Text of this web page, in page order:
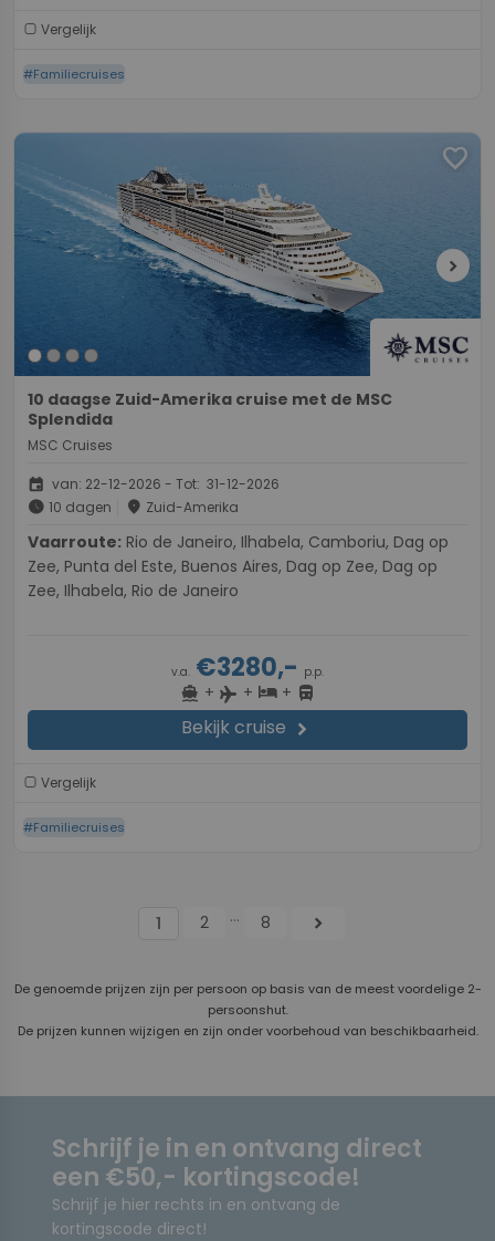
Vergelijk
#Familiecruises
favorite
chevron_right
10 daagse Zuid-Amerika cruise met de MSC
Splendida
MSC Cruises
event van: 22-12-2026 - Tot: 31-12-2026
schedule 10 dagen place Zuid-Amerika
Vaarroute:
Zee, Punta del Este, Buenos Aires, Dag op Zee, Dag op
Zee, Ilhabela, Rio de Janeiro
v.a. €3280,- p.p.
directions_boat + flight + hotel+ directions_bus
Bekijk cruise chevron_right
Vergelijk
#Familiecruises
1 2 ... 8 chevron_right
De genoemde prijzen zijn per persoon op basis van de meest voordelige 2-
persoonshut.
De prijzen kunnen wijzigen en zijn onder voorbehoud van beschikbaarheid.
Schrijf je in en ontvang direct
een €50,- kortingscode!
Schrijf je hier rechts in en ontvang de
kortingscode direct!